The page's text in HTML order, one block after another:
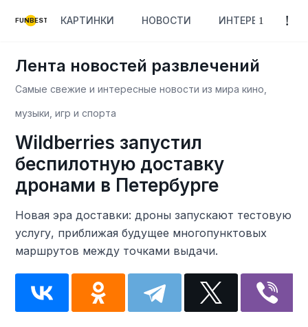
FUNBEST КАРТИНКИ НОВОСТИ ИНТЕРЕСНОЕ
Лента новостей развлечений
Самые свежие и интересные новости из мира кино,
музыки, игр и спорта
Wildberries запустил
беспилотную доставку
дронами в Петербурге
Новая эра доставки: дроны запускают тестовую
услугу, приближая будущее многопунктовых
маршрутов между точками выдачи.